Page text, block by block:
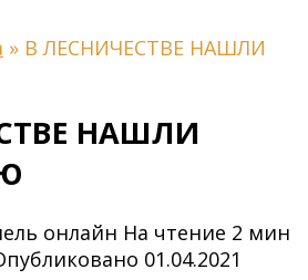
» В ЛЕСНИЧЕСТВЕ НАШЛИ
НАШЛИ
онлайн На чтение 2 мин
01.04.2021